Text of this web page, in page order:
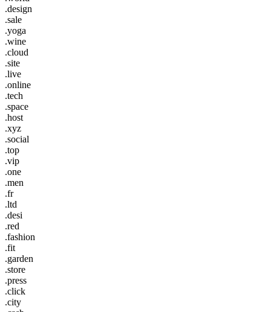
.design
.sale
.yoga
.wine
.cloud
.site
.live
.online
.tech
.space
.host
.xyz
.social
.top
.vip
.one
.men
.fr
.ltd
.desi
.red
.fashion
.fit
.garden
.store
.press
.click
.city